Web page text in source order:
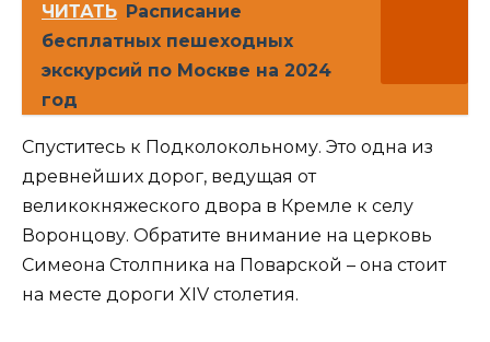
ЧИТАТЬ Расписание
бесплатных пешеходных
экскурсий по Москве на 2024
год
Спуститесь к Подколокольному. Это одна из
древнейших дорог, ведущая от
великокняжеского двора в Кремле к селу
Воронцову. Обратите внимание на церковь
Симеона Столпника на Поварской – она стоит
на месте дороги XIV столетия.